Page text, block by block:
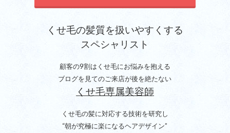
くせ毛の髪質を扱いやすくする
スペシャリスト
顧客の9割はくせ毛にお悩みを抱える
ブログを見てのご来店が後を絶たない
くせ毛専属美容師
くせ毛の髪に対応する技術を研究し
“朝が究極に楽になるヘアデザイン”